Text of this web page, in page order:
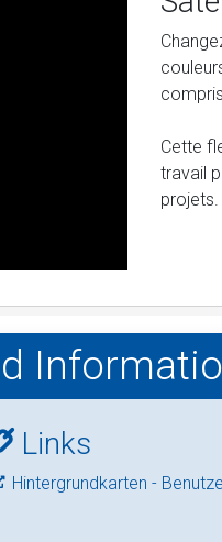
Cette
travail
projets.
Links
Hintergrundkarten -